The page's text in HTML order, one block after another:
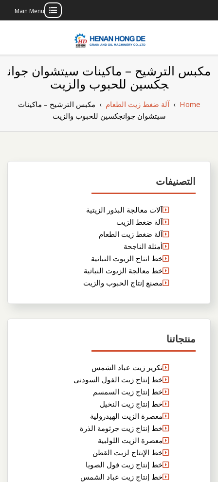
Main Menu
بناء مصنع إنتاج
الزيوت النباتية
الخاص بك
مكبس الترشيح – ماكينات سيتشوان جوان
جكسين للحبوب والزيت
Home
›آلة ضغط زيت الطعام › مكبس الترشيح – ماكينات
سيتشوان جوانجكسين للحبوب والزيت
التصنيفات
آلات معالجة البذور الزيتية
آلة ضغط الزيت
آلة ضغط زيت الطعام
أمثلة الناجحة
خط انتاج الزيوت النباتية
خط معالجة الزيوت النباتية
مصنع إنتاج الحبوب والزيت
منتجاتنا
تكرير زيت عباد الشمس
خط إنتاج زيت الفول السودني
خط إنتاج زيت السمسم
خط إنتاج زيت النخيل
معصرة الزيت الهيدرولية
خط إنتاج زيت جرثومة الذرة
معصرة الزيت اللولبية
خط الإنتاج لزيت القطن
خط إنتاج زيت فول الصويا
خط إنتاج زيت عباد الشمس